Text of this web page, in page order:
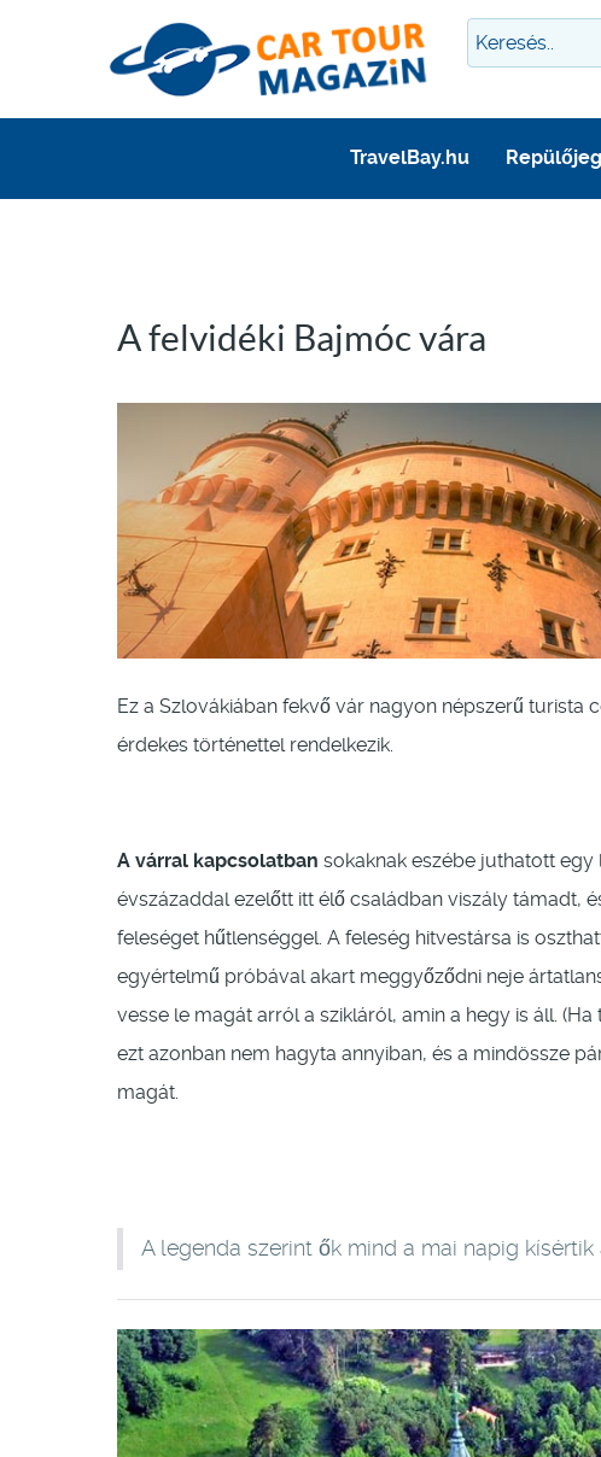
TravelBay.hu
A felvidéki Bajmóc vára
Ez a Szlovákiában fekvő vár nagyon népszerű turista
érdekes történettel rendelkezik.
A várral kapcsolatban sokaknak eszébe juthatott
évszázaddal ezelőtt itt élő családban viszály támadt,
feleséget hűtlenséggel. A feleség hitvestársa is
egyértelmű próbával akart meggyőződni neje
vesse le magát arról a szikláról, amin a hegy is áll.
ezt azonban nem hagyta annyiban, és a mindössze
magát.
A legenda szerint ők mind a mai napig kísértik